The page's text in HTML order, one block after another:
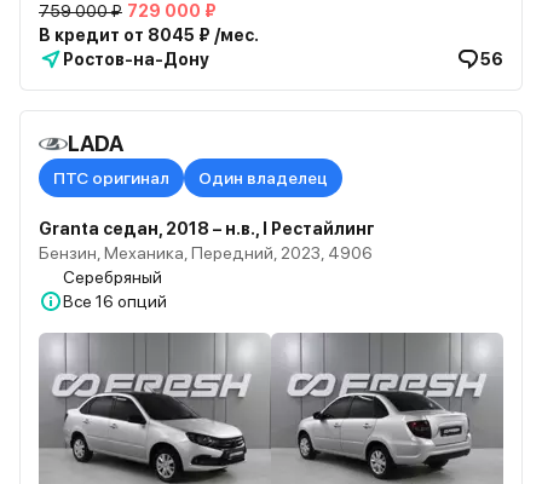
759 000 ₽ 729 000 ₽
В кредит от 8045 ₽ /мес.
Ростов-на-Дону
56
LADA
ПТС оригинал Один владелец
Granta седан, 2018 – н.в., I Рестайлинг
Бензин, Механика, Передний, 2023, 4906
Серебряный
Все 16 опций